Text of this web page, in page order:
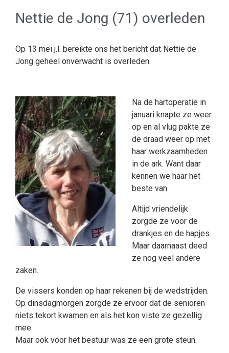
Nettie de Jong (71) overleden
Op 13 mei j.l. bereikte ons het bericht dat Nettie de
Jong geheel onverwacht is overleden.
Na de hartoperatie in
januari knapte ze weer
op en al vlug pakte ze
de draad weer op met
haar werkzaamheden
in de ark. Want daar
kennen we haar het
beste van.
Altijd vriendelijk
zorgde ze voor de
drankjes en de hapjes.
Maar daarnaast deed
ze nog veel andere
zaken.
De vissers konden op haar rekenen bij de wedstrijden.
Op dinsdagmorgen zorgde ze ervoor dat de senioren
niets tekort kwamen en als het kon viste ze gezellig
mee.
Maar ook voor het bestuur was ze een grote steun.